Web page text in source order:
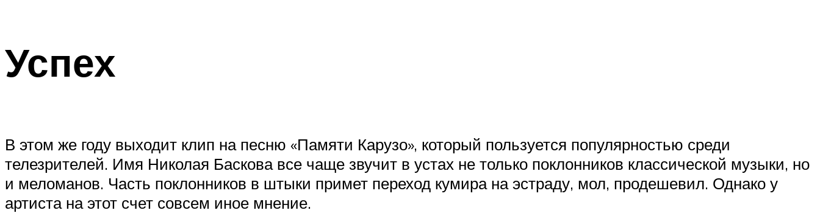
Успех
В этом же году выходит клип на песню «Памяти Карузо», который пользуется популярностью среди
телезрителей. Имя Николая Баскова все чаще звучит в устах не только поклонников классической музыки, но
и меломанов. Часть поклонников в штыки примет переход кумира на эстраду, мол, продешевил. Однако у
артиста на этот счет совсем иное мнение.